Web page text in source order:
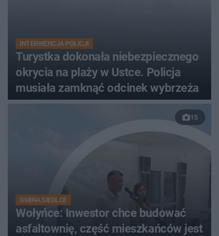
INTERWENCJA POLICJI
Turystka dokonała niebezpiecznego
okrycia na plaży w Ustce. Policja
musiała zamknąć odcinek wybrzeża
15
GMINA SIEDLCE
Wołyńce: Inwestor chce budować
asfaltownię, część mieszkańców jest